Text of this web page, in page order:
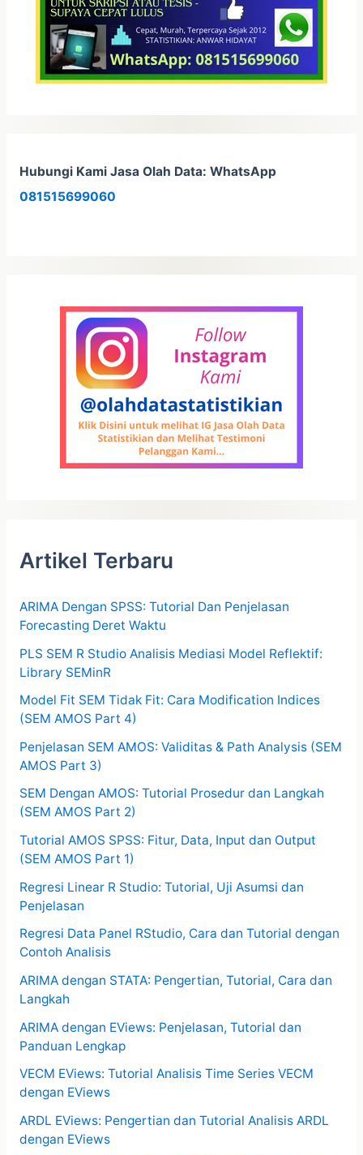
Hubungi Kami Jasa Olah Data: WhatsApp
081515699060
Artikel Terbaru
ARIMA Dengan SPSS: Tutorial Dan Penjelasan
Forecasting Deret Waktu
PLS SEM R Studio Analisis Mediasi Model Reflektif:
Library SEMinR
Model Fit SEM Tidak Fit: Cara Modification Indices
(SEM AMOS Part 4)
Penjelasan SEM AMOS: Validitas & Path Analysis (SEM
AMOS Part 3)
SEM Dengan AMOS: Tutorial Prosedur dan Langkah
(SEM AMOS Part 2)
Tutorial AMOS SPSS: Fitur, Data, Input dan Output
(SEM AMOS Part 1)
Regresi Linear R Studio: Tutorial, Uji Asumsi dan
Penjelasan
Regresi Data Panel RStudio, Cara dan Tutorial dengan
Contoh Analisis
ARIMA dengan STATA: Pengertian, Tutorial, Cara dan
Langkah
ARIMA dengan EViews: Penjelasan, Tutorial dan
Panduan Lengkap
VECM EViews: Tutorial Analisis Time Series VECM
dengan EViews
ARDL EViews: Pengertian dan Tutorial Analisis ARDL
dengan EViews